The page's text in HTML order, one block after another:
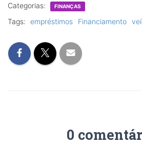
Categorias: FINANÇAS
Tags: empréstimos Financiamento
0